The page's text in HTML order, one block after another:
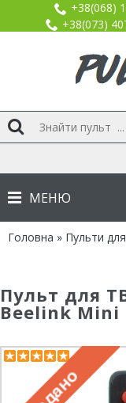
+38(068)
+38(073)
МЕНЮ
Головна » Пульти
Пульт для
Beelink Mini